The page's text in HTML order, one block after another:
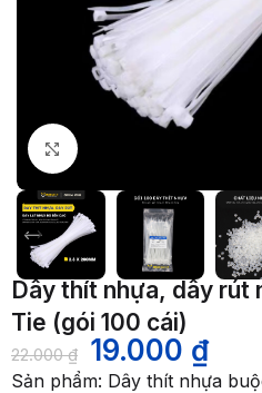
Nhấp để phóng to
Dây thít nhựa, dây rút
Tie (gói 100 cái)
22.000₫ 19.000 ₫
Sản phẩm: Dây thít nhựa